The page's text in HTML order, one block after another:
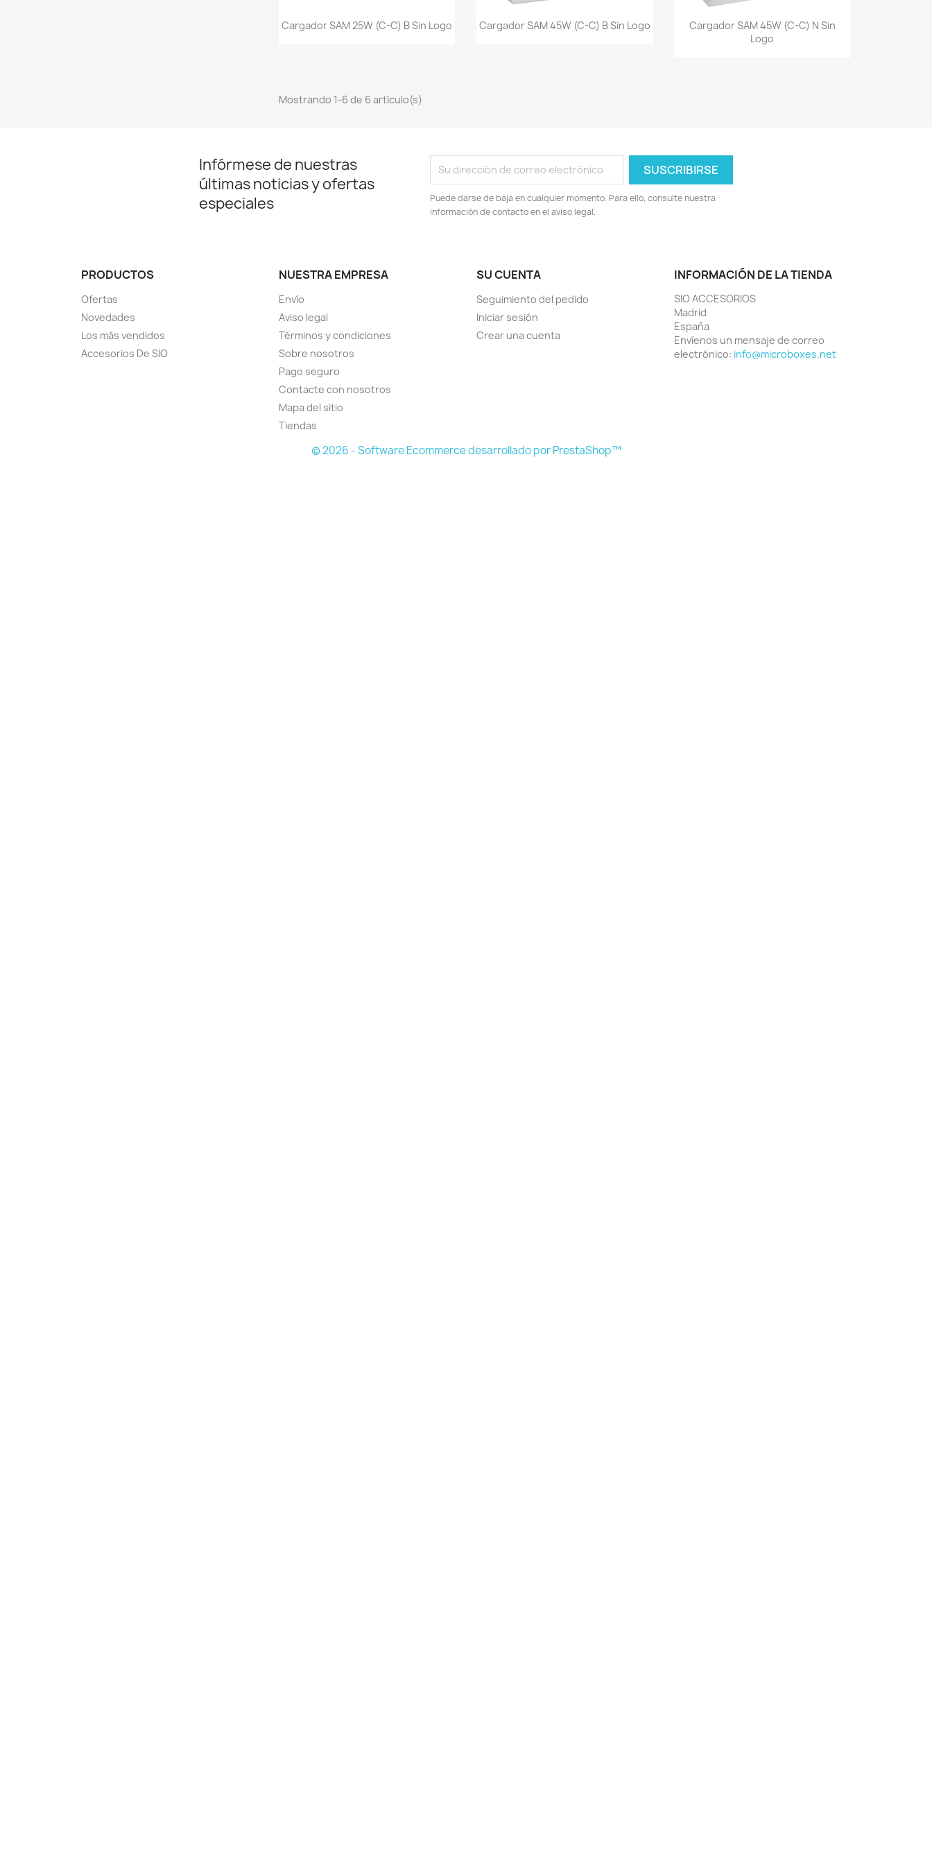
Vista rápida
Cargador SAM 25W (C-C) B Sin Logo Vista rápida
Cargador SAM 45W (C-C) B Sin Logo Vista rápida
Cargador SAM 45W (C-C) N Sin
Logo
Mostrando 1-6 de 6 artículo(s)
Infórmese de nuestras
últimas noticias y ofertas
especiales
Puede darse de baja en cualquier momento. Para ello, consulte nuestra
información de contacto en el aviso legal.
PRODUCTOS
Ofertas
Novedades
Los más vendidos
Accesorios De SIO
NUESTRA EMPRESA
Envío
Aviso legal
Términos y condiciones
Sobre nosotros
Pago seguro
Contacte con nosotros
Mapa del sitio
Tiendas
SU CUENTA
Seguimiento del pedido
Iniciar sesión
Crear una cuenta
INFORMACIÓN DE LA TIENDA
SIO ACCESORIOS
Madrid
España
Envíenos un mensaje de correo
electrónico: info@microboxes.net
© 2026 - Software Ecommerce desarrollado por PrestaShop™